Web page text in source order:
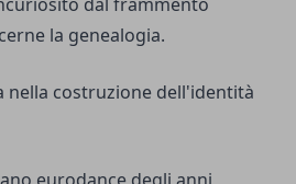
la genealogia.
nella costruzione dell'identità